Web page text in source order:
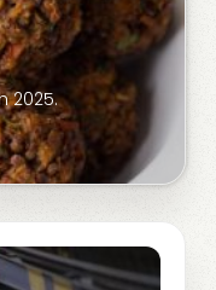
2025.